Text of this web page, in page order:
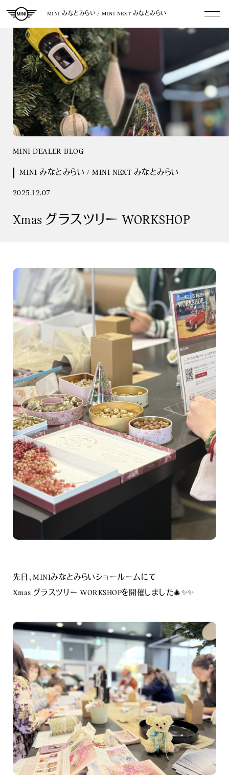
MINI みなとみらい / MINI NEXT みなとみらい
MINI DEALER BLOG
MINI みなとみらい / MINI NEXT みなとみらい
2025.12.07
Xmas グラスツリー WORKSHOP
先日、MINIみなとみらいショールームにて
Xmas グラスツリー WORKSHOPを開催しました🎄✨✨